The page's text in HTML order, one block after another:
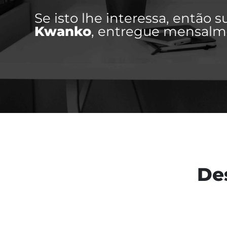
Se isto lhe interessa, então
Kwanko, entregue
regulamentos
Regulamento
obrigações e
Kwanko atua